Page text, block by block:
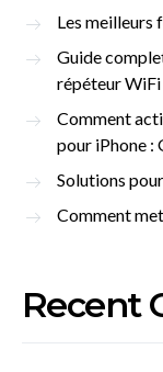
Les meilleurs
Guide
répéteur
Comment
pour iPhone :
Solutions
Comment
Recent